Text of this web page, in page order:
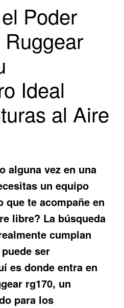
Poder
Ideal
al Aire
alguna vez en una
un equipo
te acompañe en
libre? La búsqueda
cumplan
ser
es donde entra en
rg170, un
para los